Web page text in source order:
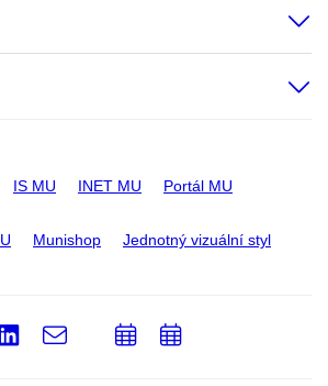
IS MU INET MU Portál MU
Munishop Jednotný vizuální styl
LinkedIn
e-
PřidatPřidat